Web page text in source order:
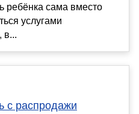
ребёнка сама вместо
услугами
в...
с распродажи